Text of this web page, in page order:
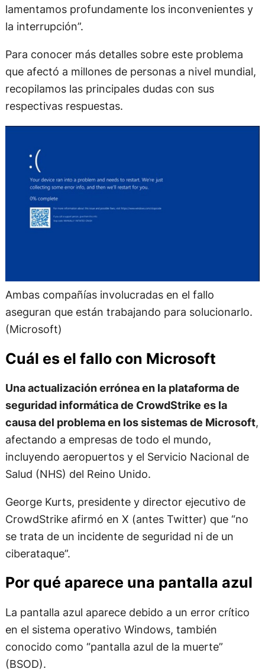
lamentamos profundamente los inconvenientes y
la interrupción”.
Para conocer más detalles sobre este problema
que afectó a millones de personas a nivel mundial,
recopilamos las principales dudas con sus
respectivas respuestas.
Ambas compañías involucradas en el fallo
aseguran que están trabajando para solucionarlo.
(Microsoft)
Cuál es el fallo con Microsoft
Una actualización errónea en la plataforma de
seguridad informática de CrowdStrike es la
causa del problema en los sistemas de Microsoft,
afectando a empresas de todo el mundo,
incluyendo aeropuertos y el Servicio Nacional de
Salud (NHS) del Reino Unido.
George Kurts, presidente y director ejecutivo de
CrowdStrike afirmó en X (antes Twitter) que “no
se trata de un incidente de seguridad ni de un
ciberataque”.
Por qué aparece una pantalla azul
La pantalla azul aparece debido a un error crítico
en el sistema operativo Windows, también
conocido como “pantalla azul de la muerte”
(BSOD).